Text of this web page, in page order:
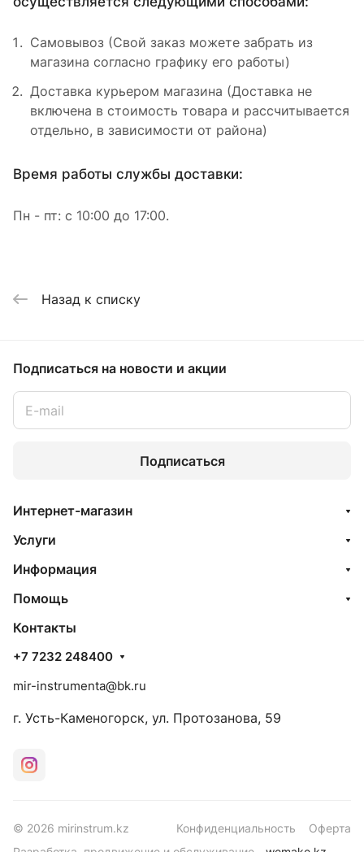
Самовывоз (Свой заказ можете забрать из
магазина согласно графику его работы)
Доставка курьером магазина (Доставка не
включена в стоимость товара и рассчитывается
отдельно, в зависимости от района)
Время работы службы доставки:
Пн - пт: с 10:00 до 17:00.
Назад к списку
Подписаться на новости и акции
Подписаться
Интернет-магазин
Услуги
Информация
Помощь
Контакты
+7 7232 248400
mir-instrumenta@bk.ru
г. Усть-Каменогорск, ул. Протозанова, 59
© 2026 mirinstrum.kz Конфиденциальность
Оферта